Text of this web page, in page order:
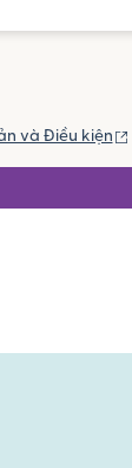
và Điều kiện